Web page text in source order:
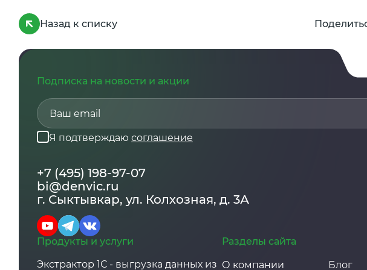
Назад к списку
Подписка на новости и акции
Я подтверждаю соглашение
+7 (495) 198-97-07
bi@denvic.ru
г. Сыктывкар, ул. Колхозная, д. 3А
Продукты и услуги
Экстрактор 1С - выгрузка данных из
Разделы сайта
О компании Блог